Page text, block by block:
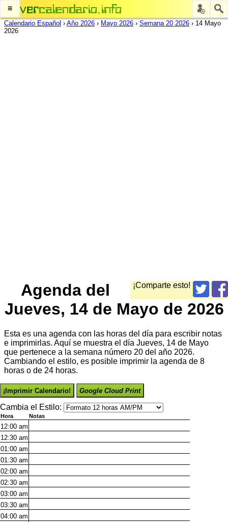
≡
Calendario Español › Año 2026 › Mayo 2026 › Semana 20 2026 › 14 Mayo
2026
¡Comparte esto!
Agenda del
Jueves, 14 de Mayo de 2026
Esta es una agenda con las horas del día para escribir notas
e imprimirlas. Aquí se muestra el día Jueves, 14 de Mayo
que pertenece a la semana número 20 del año 2026.
Cambiando el estilo, es posible imprimir la agenda de 8
horas o de 24 horas.
¡Imprimir Calendario! Google Cloud Print
Cambia el Estilo:
Hora Notas
12:00 am
12:30 am
01:00 am
01:30 am
02:00 am
02:30 am
03:00 am
03:30 am
04:00 am